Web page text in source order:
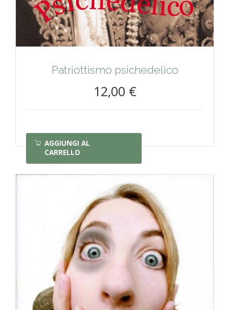
Patriottismo psichedelico
12,00 €
AGGIUNGI AL
CARRELLO